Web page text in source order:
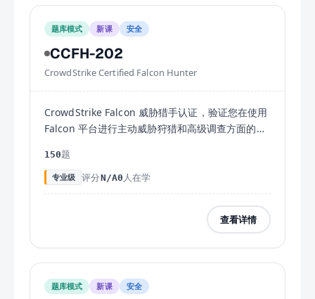
题库模式 新课 安全
CCFH-202
CrowdStrike Certified Falcon Hunter
CrowdStrike Falcon 威胁猎手认证，验证您在使用
Falcon 平台进行主动威胁狩猎和高级调查方面的能
150题
专业级 评分N/A0 人在学
查看详情
题库模式 新课 安全